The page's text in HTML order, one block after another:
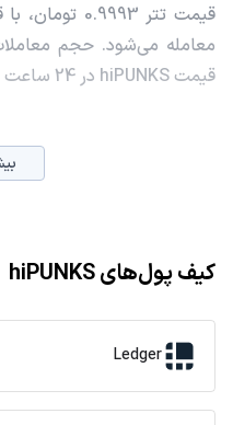
قیمت hiPUNKS در 24 ساعت اخیر، 0 کاهش داشته است.
کیف پول‌های hiPUNKS
Ledger